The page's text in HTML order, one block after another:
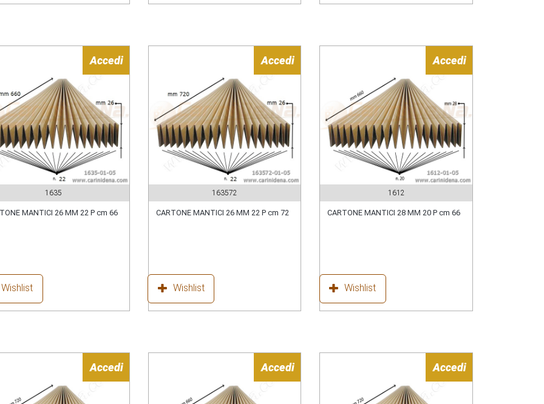
Accedi
1635
MANTICI 26 MM 22 P cm 66
Wishlist
Accedi
163572
CARTONE MANTICI 26 MM 22 P cm 72
Wishlist
Accedi
1612
CARTONE MANTICI 28 MM 20 P cm 66
Wishlist
Accedi Accedi Accedi